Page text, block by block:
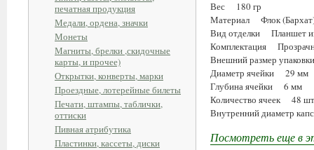
печатная продукция
Медали, ордена, значки
Монеты
Магниты, брелки ,скидочные
карты, и прочее)
Открытки, конверты, марки
Проездные, лотерейные билеты
Печати, штампы, таблички,
оттиски
Пивная атрибутика
Пластинки, кассеты, диски
Вес 180 гр
Материал Флок
Вид отделки Планшет
Комплектация
Внешний размер
Диаметр ячейки 29 мм
Глубина ячейки 6 мм
Количество ячеек 48 шт
Внутренний диаметр
Посмотреть еще в